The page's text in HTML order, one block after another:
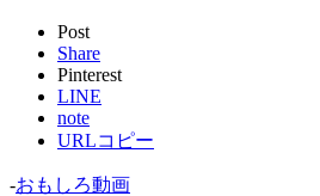
Post
Share
Pinterest
LINE
note
URLコピー
-おもしろ動画